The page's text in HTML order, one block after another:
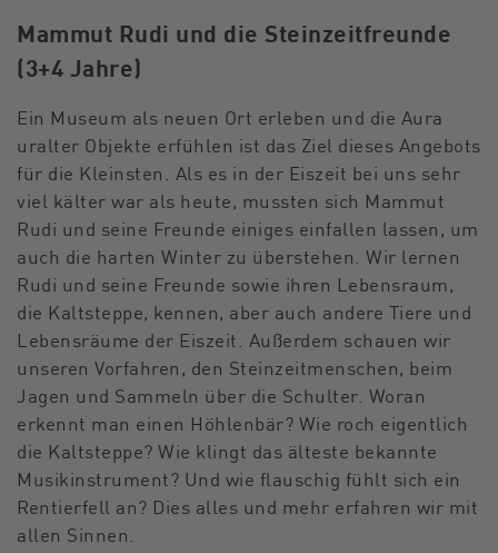
Mammut Rudi und die Steinzeitfreunde
(3+4 Jahre)
Ein Museum als neuen Ort erleben und die Aura
uralter Objekte erfühlen ist das Ziel dieses Angebots
für die Kleinsten. Als es in der Eiszeit bei uns sehr
viel kälter war als heute, mussten sich Mammut
Rudi und seine Freunde einiges einfallen lassen, um
auch die harten Winter zu überstehen. Wir lernen
Rudi und seine Freunde sowie ihren Lebensraum,
die Kaltsteppe, kennen, aber auch andere Tiere und
Lebensräume der Eiszeit. Außerdem schauen wir
unseren Vorfahren, den Steinzeitmenschen, beim
Jagen und Sammeln über die Schulter. Woran
erkennt man einen Höhlenbär? Wie roch eigentlich
die Kaltsteppe? Wie klingt das älteste bekannte
Musikinstrument? Und wie flauschig fühlt sich ein
Rentierfell an? Dies alles und mehr erfahren wir mit
allen Sinnen.